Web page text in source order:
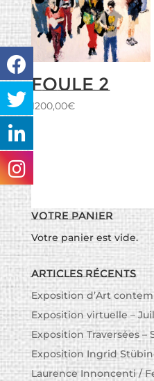
Foule 2
1200,00€
Votre panier
Votre panier est vide.
Articles récents
Exposition d’Art
Exposition virtuelle –
Exposition Traversées –
Exposition Ingrid
Laurence Innoncenti /